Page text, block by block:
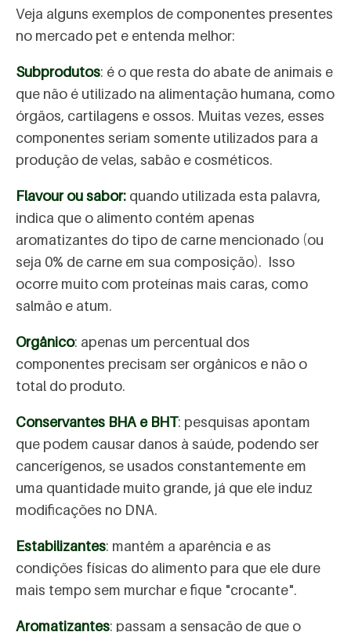
Veja alguns exemplos de componentes presentes
no mercado pet e entenda melhor:
Subprodutos: é o que resta do abate de animais e
que não é utilizado na alimentação humana, como
órgãos, cartilagens e ossos. Muitas vezes, esses
componentes seriam somente utilizados para a
produção de velas, sabão e cosméticos.
Flavour ou sabor: quando utilizada esta palavra,
indica que o alimento contém apenas
aromatizantes do tipo de carne mencionado (ou
seja 0% de carne em sua composição). Isso
ocorre muito com proteínas mais caras, como
salmão e atum.
Orgânico: apenas um percentual dos
componentes precisam ser orgânicos e não o
total do produto.
Conservantes BHA e BHT: pesquisas apontam
que podem causar danos à saúde, podendo ser
cancerígenos, se usados constantemente em
uma quantidade muito grande, já que ele induz
modificações no DNA.
Estabilizantes: mantêm a aparência e as
condições físicas do alimento para que ele dure
mais tempo sem murchar e fique "crocante".
Aromatizantes: passam a sensação de que o